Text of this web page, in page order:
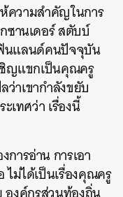
ความสำคัญในการ
ซานเดอร์ สตับบ์
นแลนด์คนปัจจุบัน
ชิญแขกเป็นคุณครู
ว่าเขากำลังขยับ
เทศว่า เรื่องนี้
การอ่าน การเอา
ม่ได้เป็นเรื่องคุณครู